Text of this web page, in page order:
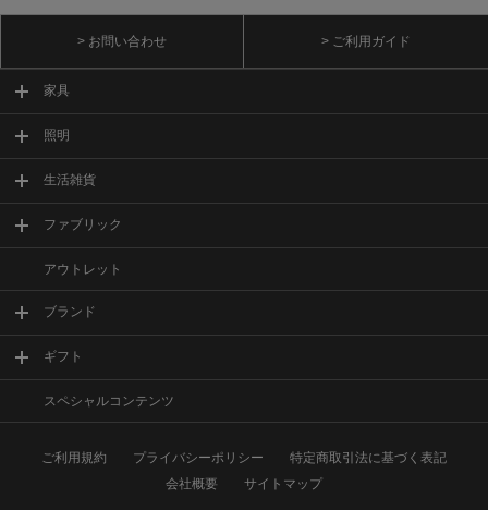
> お問い合わせ > ご利用ガイド
家具
照明
生活雑貨
ファブリック
アウトレット
ブランド
ギフト
スペシャルコンテンツ
ご利用規約 プライバシーポリシー
特定商取引法に基づく表記
会社概要
サイトマップ